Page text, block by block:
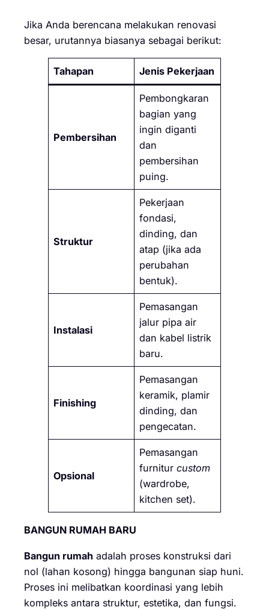
Jika Anda berencana melakukan renovasi
besar, urutannya biasanya sebagai berikut:
Tahapan Jenis Pekerjaan
Pembersihan
Pembongkaran
bagian yang
ingin diganti
dan
pembersihan
puing.
Struktur
Pekerjaan
fondasi,
dinding, dan
atap (jika ada
perubahan
bentuk).
Instalasi
Pemasangan
jalur pipa air
dan kabel listrik
baru.
Finishing
Pemasangan
keramik, plamir
dinding, dan
pengecatan.
Opsional
Pemasangan
furniturcustom
(wardrobe,
kitchen set).
BANGUN RUMAH BARU
Bangun rumah adalah proses konstruksi dari
nol (lahan kosong) hingga bangunan siap huni.
Proses ini melibatkan koordinasi yang lebih
kompleks antara struktur, estetika, dan fungsi.